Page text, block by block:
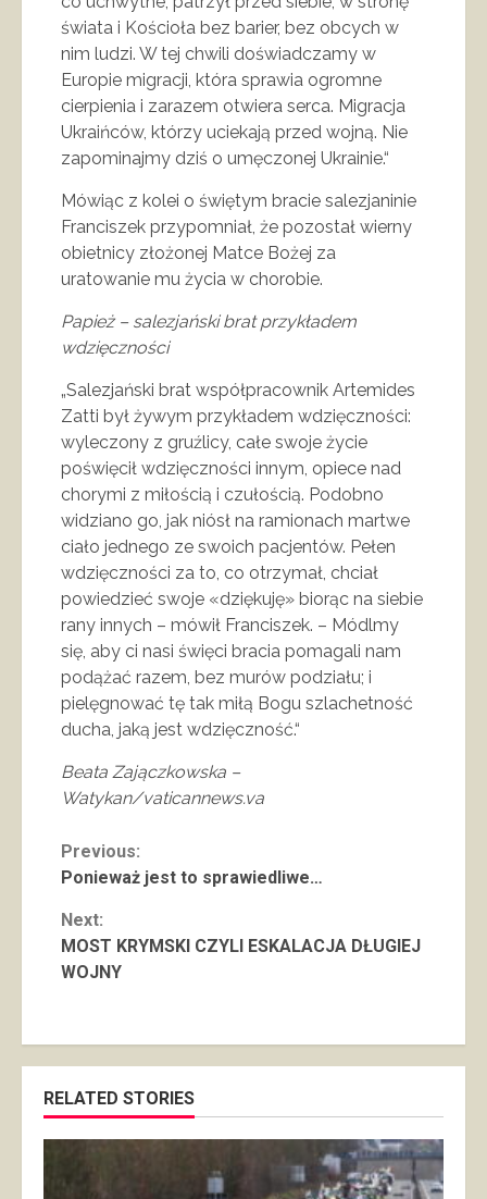
świata i Kościoła bez barier, bez obcych w
nim ludzi. W tej chwili doświadczamy w
Europie migracji, która sprawia ogromne
cierpienia i zarazem otwiera serca. Migracja
Ukraińców, którzy uciekają przed wojną. Nie
zapominajmy dziś o umęczonej Ukrainie.“
Mówiąc z kolei o świętym bracie salezjaninie
Franciszek przypomniał, że pozostał wierny
obietnicy złożonej Matce Bożej za
uratowanie mu życia w chorobie.
Papież – salezjański brat przykładem
wdzięczności
„Salezjański brat współpracownik Artemides
Zatti był żywym przykładem wdzięczności:
wyleczony z gruźlicy, całe swoje życie
poświęcił wdzięczności innym, opiece nad
chorymi z miłością i czułością. Podobno
widziano go, jak niósł na ramionach martwe
ciało jednego ze swoich pacjentów. Pełen
wdzięczności za to, co otrzymał, chciał
powiedzieć swoje «dziękuję» biorąc na siebie
rany innych – mówił Franciszek. – Módlmy
się, aby ci nasi święci bracia pomagali nam
podążać razem, bez murów podziału; i
pielęgnować tę tak miłą Bogu szlachetność
ducha, jaką jest wdzięczność.“
Beata Zajączkowska –
Watykan/vaticannews.va
Continue
Previous:
Ponieważ jest to sprawiedliwe…
Next:
MOST KRYMSKI CZYLI ESKALACJA DŁUGIEJ
WOJNY
RELATED STORIES